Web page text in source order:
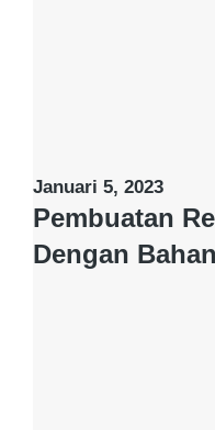
Januari 5, 2023
Pembuatan
Dengan